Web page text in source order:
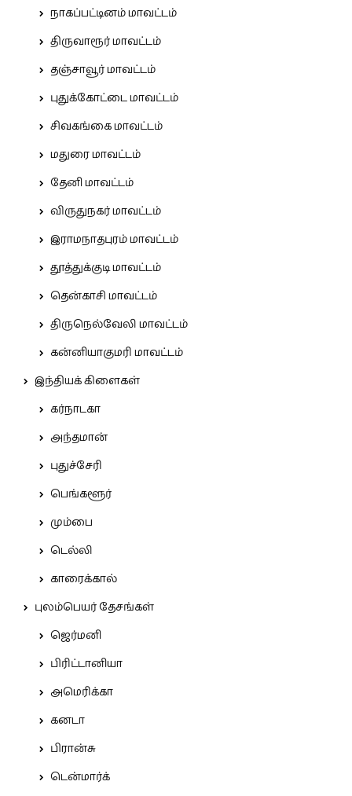
நாகப்பட்டினம் மாவட்டம்
திருவாரூர் மாவட்டம்
தஞ்சாவூர் மாவட்டம்
புதுக்கோட்டை மாவட்டம்
சிவகங்கை மாவட்டம்
மதுரை மாவட்டம்
தேனி மாவட்டம்
விருதுநகர் மாவட்டம்
இராமநாதபுரம் மாவட்டம்
தூத்துக்குடி மாவட்டம்
தென்காசி மாவட்டம்
திருநெல்வேலி மாவட்டம்
கன்னியாகுமரி மாவட்டம்
இந்தியக் கிளைகள்
கர்நாடகா
அந்தமான்
புதுச்சேரி
பெங்களூர்
மும்பை
டெல்லி
காரைக்கால்
புலம்பெயர் தேசங்கள்
ஜெர்மனி
பிரிட்டானியா
அமெரிக்கா
கனடா
பிரான்சு
டென்மார்க்